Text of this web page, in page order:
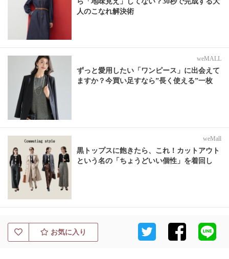
人のこなれ解決術
weMALL
ずっと愛用したい「ワンピース」に出会えて
ますか？今買い足すなら”長く使える”一枚
weMall
黒トップスに飽きたら、これ！カットアウト
という名の「ちょうどいい個性」を着回し
お気に入り